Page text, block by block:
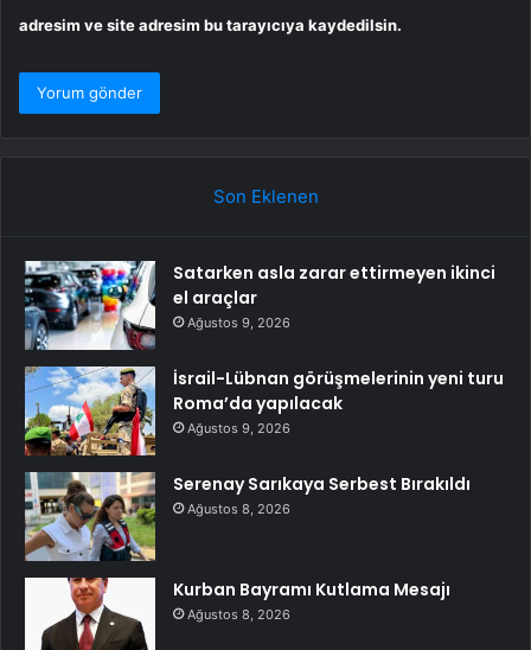
adresim ve site adresim bu tarayıcıya kaydedilsin.
Son Eklenen
Satarken asla zarar ettirmeyen ikinci
el araçlar
Ağustos 9, 2026
İsrail-Lübnan görüşmelerinin yeni turu
Roma’da yapılacak
Ağustos 9, 2026
Serenay Sarıkaya Serbest Bırakıldı
Ağustos 8, 2026
Kurban Bayramı Kutlama Mesajı
Ağustos 8, 2026